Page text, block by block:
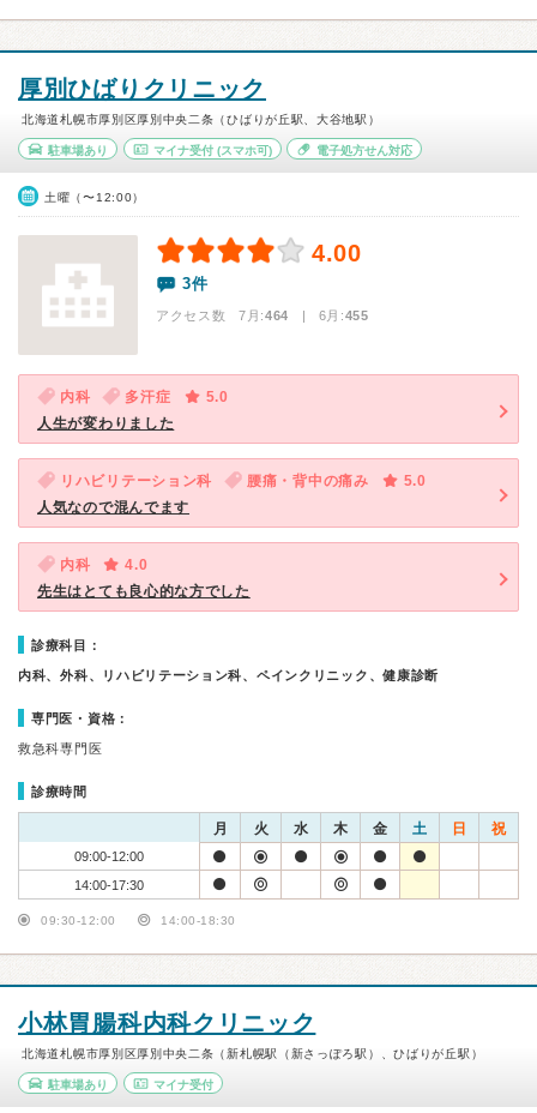
厚別ひばりクリニック
北海道札幌市厚別区厚別中央二条（ひばりが丘駅、大谷地駅）
駐車場あり マイナ受付(スマホ可) 電子処方せん対応
土曜（〜12:00）
4.00
3件
アクセス数 7月:464 | 6月:455
内科 多汗症
5.0
人生が変わりました
リハビリテーション科 腰痛・背中の痛み
5.0
人気なので混んでます
内科
4.0
先生はとても良心的な方でした
診療科目：
内科、外科、リハビリテーション科、ペインクリニック、健康診断
専門医・資格：
救急科専門医
診療時間
月 火 水 木 金 土 日 祝
09:00-12:00
14:00-17:30
09:30-12:00 14:00-18:30
小林胃腸科内科クリニック
北海道札幌市厚別区厚別中央二条（新札幌駅（新さっぽろ駅）、ひばりが丘駅）
駐車場あり マイナ受付